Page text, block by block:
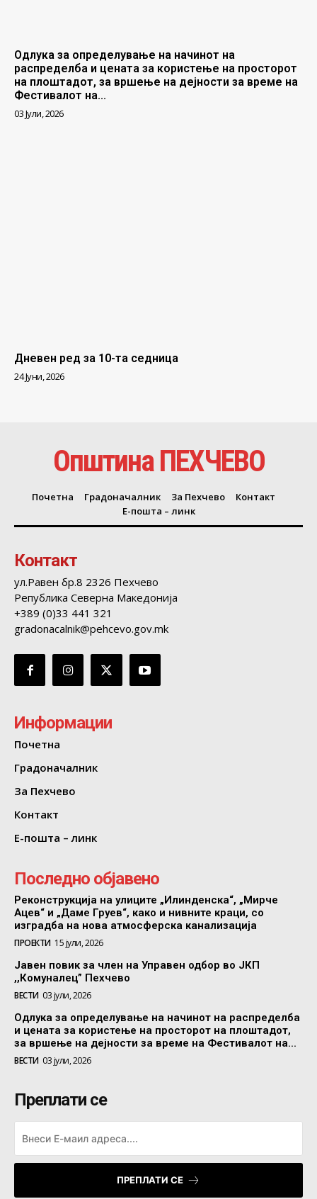
Одлука за определување на начинот на
распределба и цената за користење на просторот
на плоштадот, за вршење на дејности за време на
Фестивалот на...
03 Јули, 2026
Дневен ред за 10-та седница
24 Јуни, 2026
Општина ПЕХЧЕВО
Почетна Градоначалник За Пехчево
Контакт
Е-пошта – линк
Контакт
ул.Равен бр.8 2326 Пехчево
Република Северна Македонија
+389 (0)33 441 321
gradonacalnik@pehcevo.gov.mk
Информации
Почетна
Градоначалник
За Пехчево
Контакт
Е-пошта – линк
Последно објавено
Реконструкција на улиците „Илинденска“, „Мирче
Ацев“ и „Даме Груев“, како и нивните краци, со
изградба на нова атмосферска канализација
ПРОЕКТИ 15 јули, 2026
Јавен повик за член на Управен одбор во ЈКП
,,Комуналец” Пехчево
ВЕСТИ 03 јули, 2026
Одлука за определување на начинот на распределба
и цената за користење на просторот на плоштадот,
за вршење на дејности за време на Фестивалот на...
ВЕСТИ 03 јули, 2026
Преплати се
ПРЕПЛАТИ СЕ